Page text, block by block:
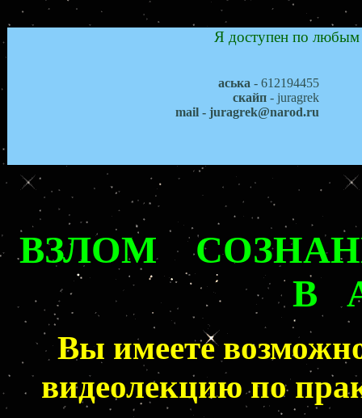
Я доступен по любым
аська - 612194455
скайп - juragrek
mail - juragrek@narod.ru
ВЗЛОМ
В
Вы имеете
видеолекциюпо